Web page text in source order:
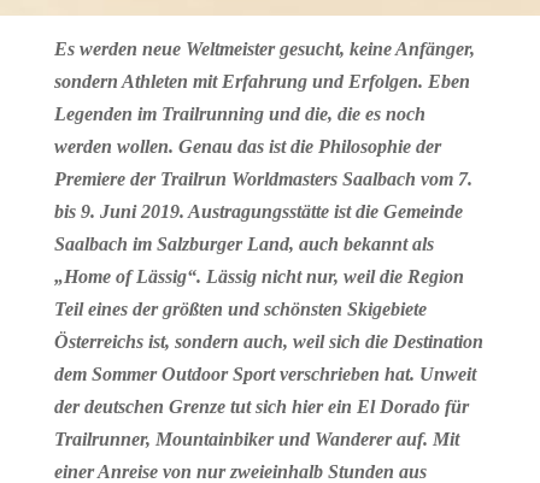
Es werden neue Weltmeister gesucht, keine Anfänger,
sondern Athleten mit Erfahrung und Erfolgen. Eben
Legenden im Trailrunning und die, die es noch
werden wollen. Genau das ist die Philosophie der
Premiere der Trailrun Worldmasters Saalbach vom 7.
bis 9. Juni 2019. Austragungsstätte ist die Gemeinde
Saalbach im Salzburger Land, auch bekannt als
„Home of Lässig“. Lässig nicht nur, weil die Region
Teil eines der größten und schönsten Skigebiete
Österreichs ist, sondern auch, weil sich die Destination
dem Sommer Outdoor Sport verschrieben hat. Unweit
der deutschen Grenze tut sich hier ein El Dorado für
Trailrunner, Mountainbiker und Wanderer auf. Mit
einer Anreise von nur zweieinhalb Stunden aus